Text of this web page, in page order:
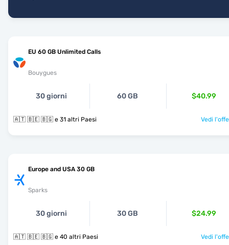
EU 60 GB Unlimited Calls
Bouygues
30 giorni 60 GB $40.99
🇦🇹 🇧🇪 🇧🇬 e 31 altri Paesi Vedi
Europe and USA 30 GB
Sparks
30 giorni 30 GB $24.99
🇦🇹 🇧🇪 🇧🇬 e 40 altri Paesi Vedi